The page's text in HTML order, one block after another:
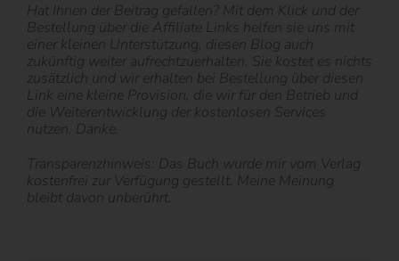
Hat Ihnen der Beitrag gefallen? Mit dem Klick und der
Bestellung über die Affiliate Links helfen sie uns mit
einer kleinen Unterstützung, diesen Blog auch
zukünftig weiter aufrechtzuerhalten. Sie kostet es nichts
zusätzlich und wir erhalten bei Bestellung über diesen
Link eine kleine Provision, die wir für den Betrieb und
die Weiterentwicklung der kostenlosen Services
nutzen. Danke.
Transparenzhinweis: Das Buch wurde mir vom Verlag
kostenfrei zur Verfügung gestellt. Meine Meinung
bleibt davon unberührt.